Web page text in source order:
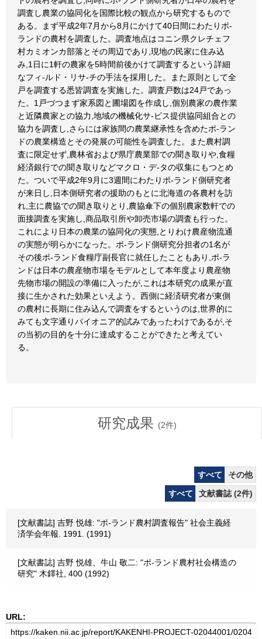
調査し農業の協同化を国際比較の観点から研究するもので
ある。まず平成2年7月から8月にかけて40日間にわたりポ-
ランドの農村を調査した。調査地点はコニン県クレチェフ
村カミオンカ部落とその周辺であり,現地の民家に住み込
み,1日に1軒の農家を5時間前後かけて調査するという詳細
なフィ-ルド・リサ-チの手法を採用した。また原則として全
戸を調査する悉皆調査を実施した。調査戸数は24戸であっ
た。1戸づつまず家系図と圃場図を作成し,個別農家の農作業
と近隣農家との協力,地域の機械化サ-ビス提供協同組合との
協力を調査し,さらには家族間の農業継承性を含めたポ-ラン
ドの農業構造とその発展の可能性を調査した。また農村調
査に限定せず,農林省および県庁農業部での聞き取りや,食糧
経済銀行での聞き取りなどマクロ・デ-タの収集にもつとめ
た。ついで平成2年9月に3週間にわたりポ-ランド側研究者
が来日し,日本側研究者の援助のもとに北海道の各農村を訪
れ,主に農協での聞き取りとり,農協傘下の個別農家数軒での
面接調査を実施し,商品取引所や卸売市場の調査も行った。
これにより日本の農業の協同化の実態,とりわけ農産物流通
の実態が明らかになった。ポ-ランド側研究分担者の1名が
その後ポ-ランド食糧庁副長官に就任したこともあり,ポ-ラ
ンドは日本の農産物市場をモデルとして本年度より農産物
先物市場の開設の準備に入ったが,これは本研究の成果が直
接に生かされた効果といえよう。西側に経済研究者が東側
の農村に長期に住み込んで調査をするというのは,世界的に
みても文字通りパイオニア的試みであったわけであるが,そ
の当初の目的を十分に達成することができたと考えてい
る。
研究成果 (2件)
すべて
その他
すべて
文献書誌 (2件)
[文献書誌] 吉野 悦雄: "ポ-ランド農村調査報告" 社会主義経
済学会年報. 1991. (1991)
[文献書誌] 吉野 悦雄、牛山 敬二: "ポ-ランド農村社会構造の
研究" 木鐸社, 400 (1992)
URL: